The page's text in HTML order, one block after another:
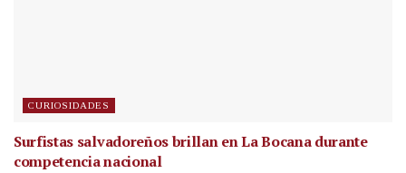
CURIOSIDADES
Surfistas salvadoreños brillan en La Bocana durante
competencia nacional